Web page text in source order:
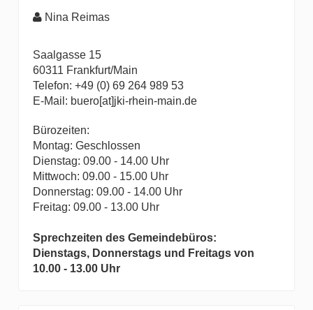
Nina Reimas
Saalgasse 15
60311 Frankfurt/Main
Telefon: +49 (0) 69 264 989 53
E-Mail: buero[at]jki-rhein-main.de
Bürozeiten:
Montag: Geschlossen
Dienstag: 09.00 - 14.00 Uhr
Mittwoch: 09.00 - 15.00 Uhr
Donnerstag: 09.00 - 14.00 Uhr
Freitag: 09.00 - 13.00 Uhr
Sprechzeiten des Gemeindebüros:
Dienstags, Donnerstags und Freitags von
10.00 - 13.00 Uhr